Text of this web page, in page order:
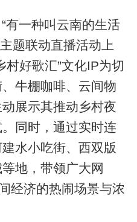
有一种叫云南的生活
题联动直播活动上
村好歌汇”文化IP为切
牛棚咖啡、云间物
展示其推动乡村夜
同时，通过实时连
水小吃街、西双版
地，带领广大网
经济的热闹场景与浓